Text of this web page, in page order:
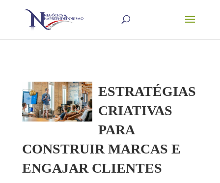
ESTRATÉGIAS
CRIATIVAS
PARA
CONSTRUIR MARCAS E
ENGAJAR CLIENTES